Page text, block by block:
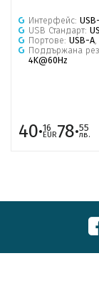
Интерфейс:
USB Стандарт:
Портове: USB-A
Поддържана
4K@60Hz
40·16
EUR78·55
лв.